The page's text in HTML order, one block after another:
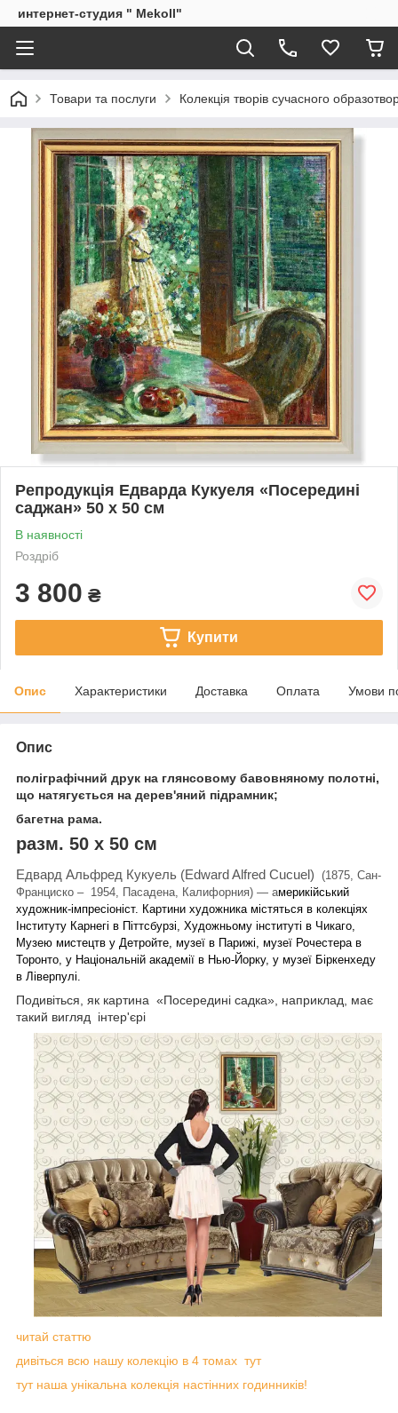
интернет-студия " Mekoll"
Товари та послуги Колекція творів сучасного
Репродукція Едварда Кукуеля «Посередині
саджан» 50 х 50 см
В наявності
Роздріб
3 800 ₴
Купити
Опис Характеристики Доставка Оплата Умови
Опис
поліграфічний друк на глянсовому бавовняному полотні,
що натягується на дерев'яний підрамник;
багетна рама.
разм. 50 х 50 см
Едвард Альфред Кукуель (Edward Alfred Cucuel) (1875, Сан-
Франциско – 1954, Пасадена, Калифорния) ― америкійський
художник-імпресіоніст. Картини художника містяться в колекціях
Інституту Карнегі в Піттсбурзі, Художньому інституті в Чикаго,
Музею мистецтв у Детройте, музеї в Парижі, музеї Рочестера в
Торонто, у Національній академії в Нью-Йорку, у музеї Біркенхеду
в Ліверпулі.
Подивіться, як картина «Посередині садка», наприклад, має
такий вигляд інтер'єрі
читай статтю
дивіться всю нашу колекцію в 4 томах тут
тут наша унікальна колекція настінних годинників!